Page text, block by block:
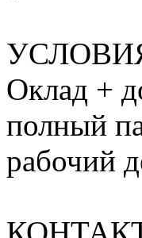
Оклад +
полный
рабочий